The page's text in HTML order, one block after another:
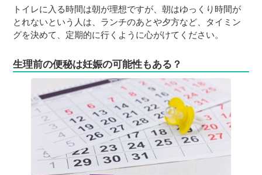
トイレに入る時間は朝が理想ですが、朝はゆっくり時間が
とれないという人は、ランチのあとや夕方など、タイミン
グを決めて、定期的に行くように心がけてください。
生理前の便秘は妊娠の可能性もある？